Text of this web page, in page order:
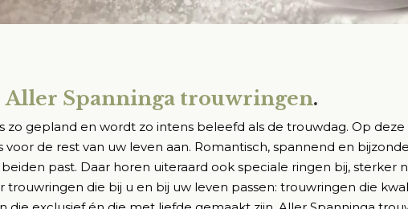
Aller Spanninga trouwringen.
zo gepland en wordt zo intens beleefd als de trouwdag. Op
de rest van uw leven aan. Romantisch, spannend en
past. Daar horen uiteraard ook speciale ringen bij, sterker
trouwringen die bij u en bij uw leven passen: trouwringen die